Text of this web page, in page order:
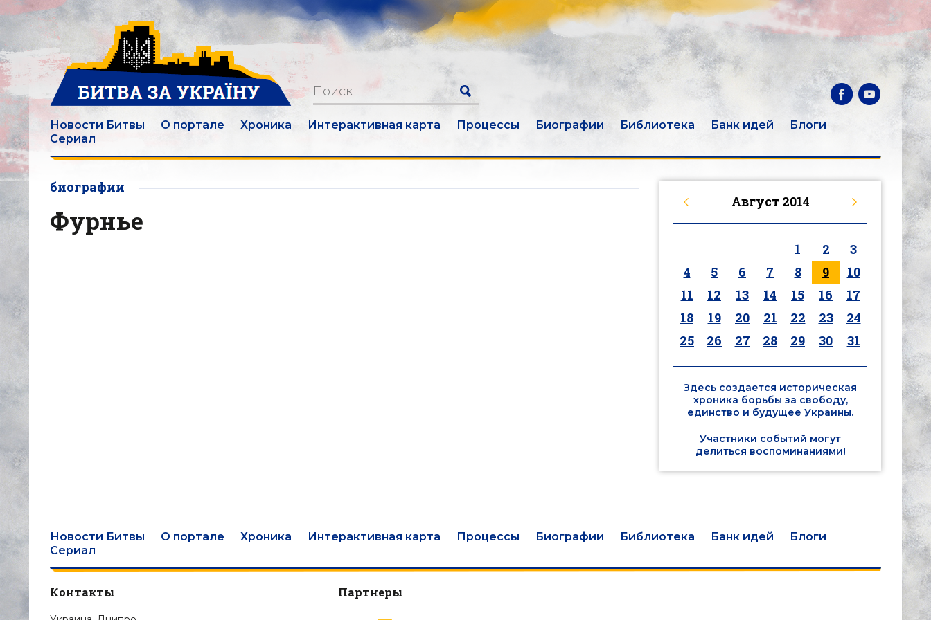
Новости Битвы О портале Хроника Интерактивная карта Процессы Биографии Библиотека Банк идей
Блоги
Сериал
биографии
Фурнье
Август 2014
1 2
3
4
5 6 7 8 9
10
11
12 13 14 15 16
17
18
19 20 21 22 23
24
25
26 27 28 29 30 31
Здесь создается историческая
хроника борьбы за свободу,
единство и будущее Украины.
Участники событий могут
делиться воспоминаниями!
Новости Битвы О портале Хроника Интерактивная карта Процессы Биографии Библиотека Банк идей
Блоги
Сериал
Контакты Партнеры